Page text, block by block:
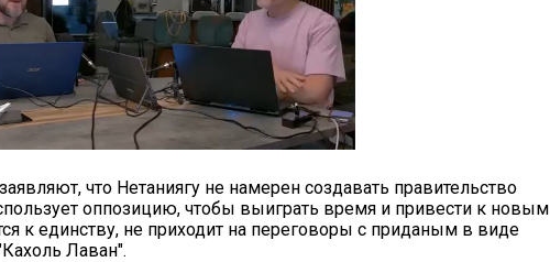
что Нетаниягу не намерен создавать правительство
оппозицию, чтобы выиграть время и привести к новым
к единству, не приходит на переговоры с приданым в виде
Лаван".